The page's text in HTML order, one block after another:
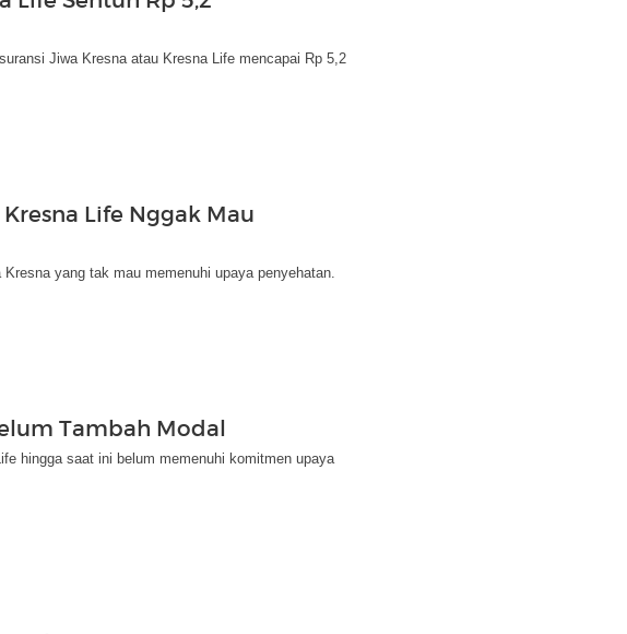
Jiwa Kresna atau Kresna Life mencapai Rp 5,2
Life Nggak Mau
yang tak mau memenuhi upaya penyehatan.
Tambah Modal
hingga saat ini belum memenuhi komitmen upaya